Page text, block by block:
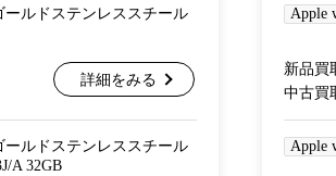
ールドステンレススチール
詳細をみる
ールドステンレススチール
A 32GB
Apple
新品買
中古買
Apple